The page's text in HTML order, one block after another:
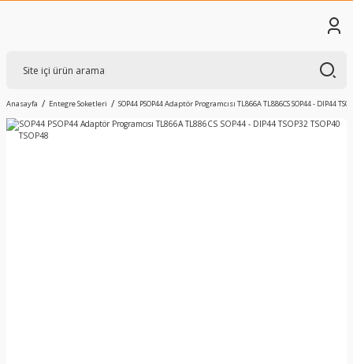
Anasayfa Entegre Soketleri SOP44 PSOP44 Adaptör Programcısı TL866A TL886CS SOP44 - DIP44